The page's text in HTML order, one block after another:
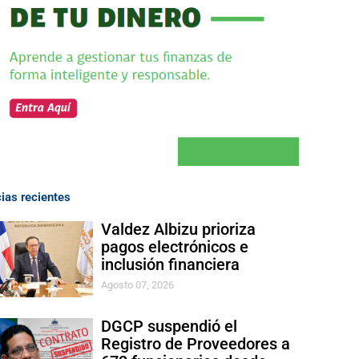
recientes
Valdez Albizu prioriza
pagos electrónicos e
inclusión financiera
Agosto 07, 2026
DGCP suspendió el
Registro de Proveedores a